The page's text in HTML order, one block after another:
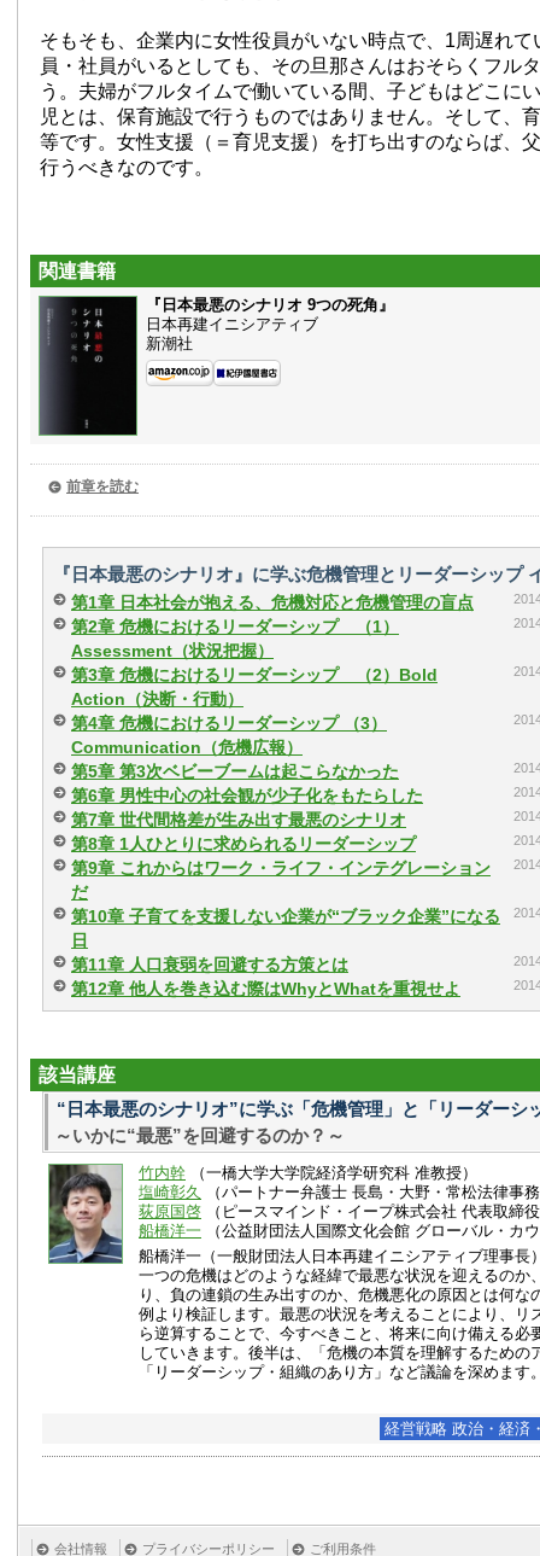
そもそも、企業内に女性役員がいない時点で、1周遅れて
員・社員がいるとしても、その旦那さんはおそらくフル
う。夫婦がフルタイムで働いている間、子どもはどこに
児とは、保育施設で行うものではありません。そして、
等です。女性支援（＝育児支援）を打ち出すのならば、
行うべきなのです。
関連書籍
『日本最悪のシナリオ 9つの死角』
日本再建イニシアティブ
新潮社
前章を読む
『日本最悪のシナリオ』に学ぶ危機管理とリーダーシップ
第1章 日本社会が抱える、危機対応と危機管理の盲点
第2章 危機におけるリーダーシップ （1）
Assessment（状況把握）
第3章 危機におけるリーダーシップ （2）Bold
Action（決断・行動）
第4章 危機におけるリーダーシップ （3）
Communication（危機広報）
第5章 第3次ベビーブームは起こらなかった
第6章 男性中心の社会観が少子化をもたらした
第7章 世代間格差が生み出す最悪のシナリオ
第8章 1人ひとりに求められるリーダーシップ
第9章 これからはワーク・ライフ・インテグレーション
だ
第10章 子育てを支援しない企業が“ブラック企業”になる
日
第11章 人口衰弱を回避する方策とは
第12章 他人を巻き込む際はWhyとWhatを重視せよ
該当講座
“日本最悪のシナリオ”に学ぶ「危機管理」と「リーダーシ
～いかに“最悪”を回避するのか？～
竹内幹 （一橋大学大学院経済学研究科 准教授）
塩崎彰久
（パートナー弁護士 長島・大野・常松法律事
荻原国啓 （ピースマインド・イープ株式会社 代表取締
船橋洋一 （公益財団法人国際文化会館 グローバル・カ
船橋洋一（一般財団法人日本再建イニシアティブ理事長
一つの危機はどのような経緯で最悪な状況を迎えるのか
り、負の連鎖の生み出すのか、危機悪化の原因とは何な
例より検証します。最悪の状況を考えることにより、リ
ら逆算することで、今すべきこと、将来に向け備える必
していきます。後半は、「危機の本質を理解するための
「リーダーシップ・組織のあり方」など議論を深めます
経営戦略 政治・経済
会社情報 プライバシーポリシー ご利用条件